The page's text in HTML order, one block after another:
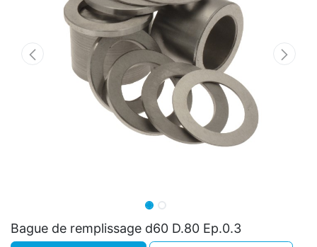
Bague de remplissage d60 D.80 Ep.0.3